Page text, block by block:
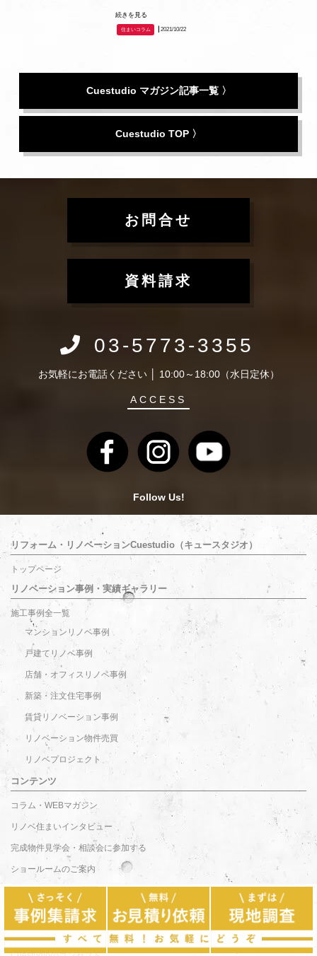
続きを見る
住まいコラム ┃2021/10/22
Cuestudio マガジン記事一覧 〉
Cuestudio TOP 〉
お問合せ
資料請求
03-5773-3355
お気軽にお電話ください │ 10:00～18:00（水日定休）
ACCESS
Follow Us!
リフォーム・リノベーションCuestudio（キュースタジオ）
トップページ
リノベーション事例・実績ギャラリー
施工事例全一覧
マンションリノベ事例
戸建てリノベ事例
店舗・オフィスリノベ事例
新築・注文住宅事例
賃貸リノベーション事例
リノベーション物件売買
リノベプロジェクト
コンテンツ
コラム・WEBマガジン
リノベ住まいインタビュー
完成物件見学会・相談会に参加する
ショールームのご案内
Q＆A よくあるご質問
RE:ORDER（再販）プロジェクト
サービス